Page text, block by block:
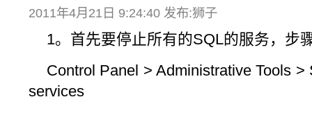
2011年4月21日 9:24:40 发布:狮子
1。首先要停止所有的SQL的服务，步
Control Panel > Administrative Tools
services